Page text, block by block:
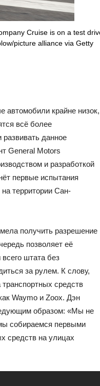
Cruise is on a test
picture alliance via Getty
автомобили крайне низок,
всё более
данное
General Motors
и разработкой
первые испытания
территории Сан-
получить разрешение
позволяет её
штата без
за рулем. К слову,
средств
Waymo и Zoox. Дэн
образом: «Мы не
собираемся первыми
средств на улицах